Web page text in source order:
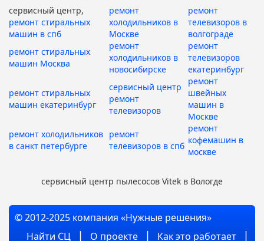
сервисный центр,
ремонт стиральных
машин в спб
ремонт
холодильников в
Москве
ремонт
телевизоров в
волгограде
ремонт стиральных
машин Москва
ремонт
холодильников в
новосибирске
ремонт
телевизоров
екатеринбург
ремонт стиральных
машин екатеринбург
сервисный центр
ремонт
телевизоров
ремонт
швейных
машин в
Москве
ремонт холодильников
в санкт петербурге
ремонт
телевизоров в спб
ремонт
кофемашин в
москве
сервисный центр пылесосов Vitek в Вологде
© 2012-2025 компания «Нужные решения»
Найти СЦ
О проекте Как это работает